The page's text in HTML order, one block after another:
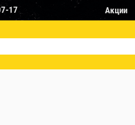
17 Акции